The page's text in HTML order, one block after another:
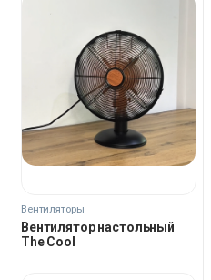
Вентиляторы
Вентилятор настольный
The Cool